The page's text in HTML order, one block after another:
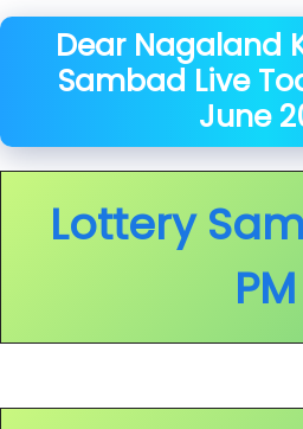
Dear Nagaland
Sambad Live
June
Lottery
PM